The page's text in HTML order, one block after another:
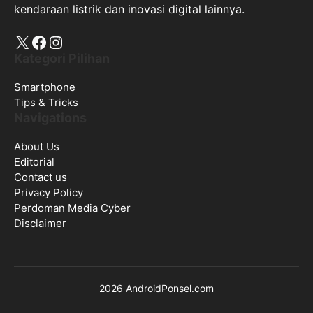
kendaraan listrik dan inovasi digital lainnya.
X Facebook
Instagram
Smartphone
Tips & Tricks
About Us
Editorial
Contact us
Privacy Policy
Perdoman Media Cyber
Disclaimer
2026 AndroidPonsel.com